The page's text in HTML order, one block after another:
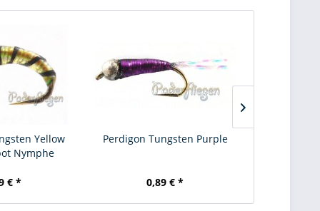
Yellow
Nymphe
€ *
Perdigon Tungsten Purple
0,89 € *